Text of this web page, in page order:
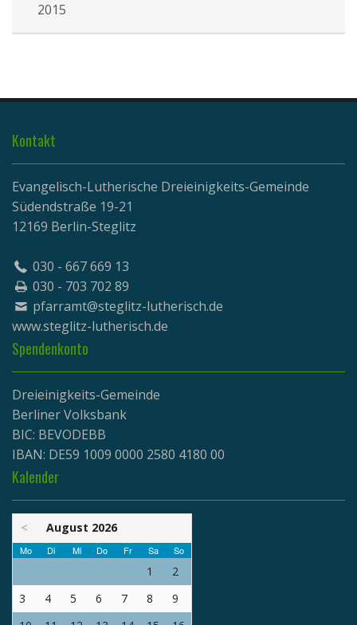
2015
Kontakt
Evangelisch-Lutherische Dreieinigkeits-Gemeinde
Südendstraße 19-21
12169 Berlin-Steglitz
030 - 667 669 13
030 - 703 702 89
pfarramt@steglitz-lutherisch.de
www.steglitz-lutherisch.de
Spendenkonto
Dreieinigkeits-Gemeinde
Berliner Volksbank
BIC: BEVODEBB
IBAN: DE59 1009 0000 2580 4180 00
Kalender
< August 2026
Mo Di Mi Do Fr Sa So
1
2
3
4 5 6 7 8
9